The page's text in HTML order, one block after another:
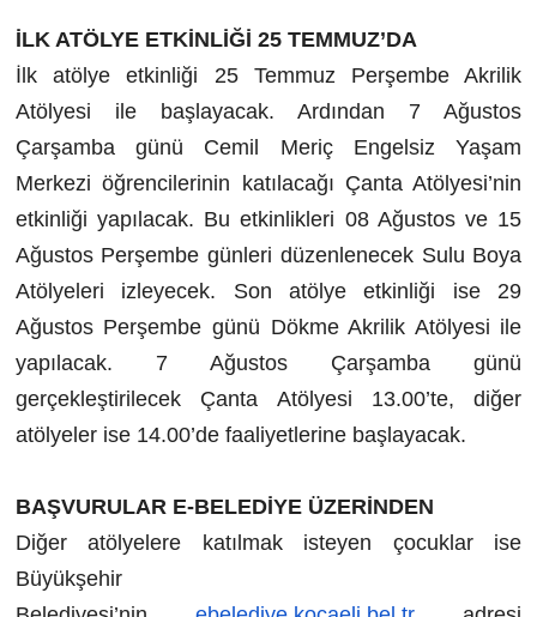
İLK ATÖLYE ETKİNLİĞİ 25 TEMMUZ’DA
İlk atölye etkinliği 25 Temmuz Perşembe Akrilik
Atölyesi ile başlayacak. Ardından 7 Ağustos
Çarşamba günü Cemil Meriç Engelsiz Yaşam
Merkezi öğrencilerinin katılacağı Çanta Atölyesi’nin
etkinliği yapılacak. Bu etkinlikleri 08 Ağustos ve 15
Ağustos Perşembe günleri düzenlenecek Sulu Boya
Atölyeleri izleyecek. Son atölye etkinliği ise 29
Ağustos Perşembe günü Dökme Akrilik Atölyesi ile
yapılacak. 7 Ağustos Çarşamba günü
gerçekleştirilecek Çanta Atölyesi 13.00’te, diğer
atölyeler ise 14.00’de faaliyetlerine başlayacak.
BAŞVURULAR E-BELEDİYE ÜZERİNDEN
Diğer atölyelere katılmak isteyen çocuklar ise
Büyükşehir